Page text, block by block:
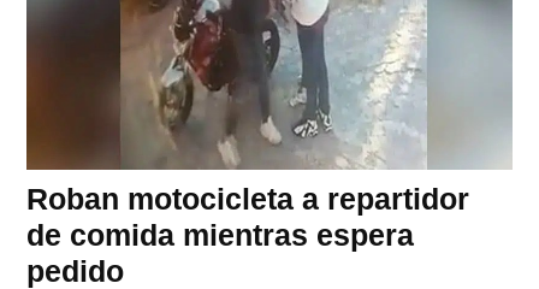
Roban motocicleta a repartidor
de comida mientras espera
pedido